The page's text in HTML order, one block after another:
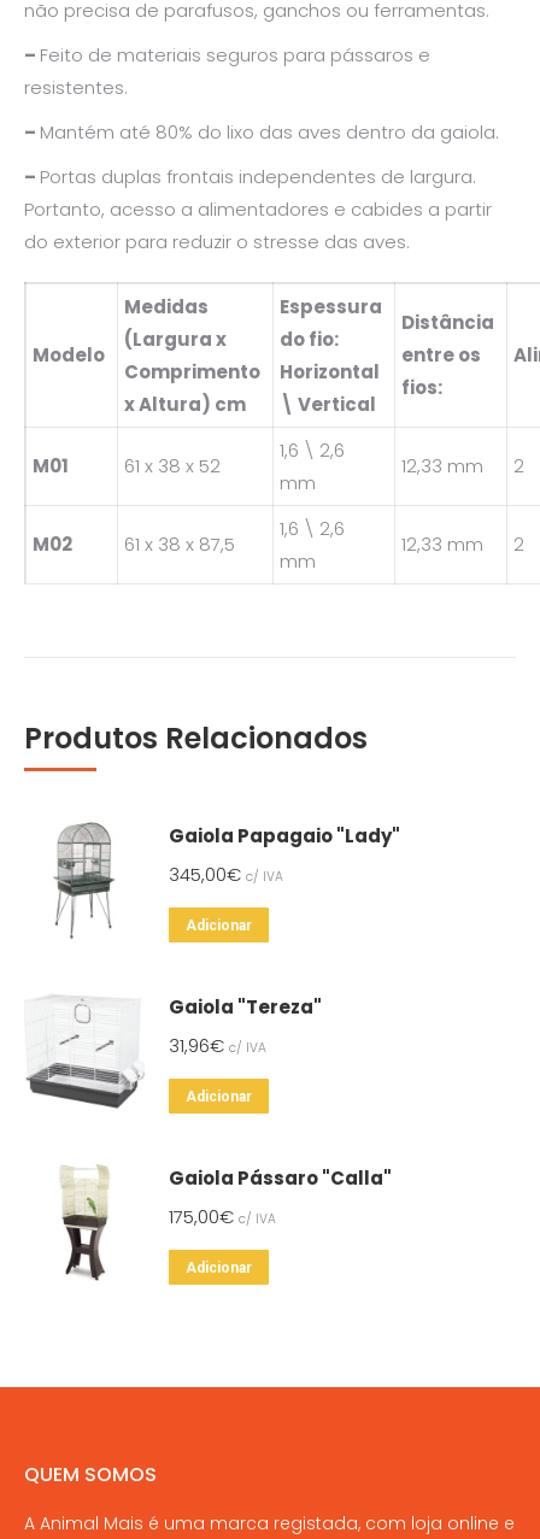
não precisa de parafusos, ganchos ou ferramentas.
– Feito de materiais seguros para pássaros e
resistentes.
– Mantém até 80% do lixo das aves dentro da gaiola.
– Portas duplas frontais independentes de largura.
Portanto, acesso a alimentadores e cabides a partir
do exterior para reduzir o stresse das aves.
Modelo
Medidas
(Largura x
Comprimento
x Altura) cm
Espessura
do fio:
Horizontal
\ Vertical
Distância
entre os
fios:
M01 61 x 38 x 52
1,6 \ 2,6
mm
12,33 mm 2
M02 61 x 38 x 87,5
1,6 \ 2,6
mm
12,33 mm 2
Produtos Relacionados
Gaiola Papagaio "Lady"
345,00€ c/ IVA
Adicionar
Gaiola "Tereza"
31,96€ c/ IVA
Adicionar
Gaiola Pássaro "Calla"
175,00€ c/ IVA
Adicionar
QUEM SOMOS
A Animal Mais é uma marca registada, com loja online e